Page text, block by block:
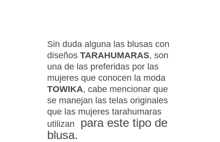
Sin duda alguna las blusas con
diseños TARAHUMARAS, son
una de las preferidas por las
mujeres que conocen la moda
TOWIKA, cabe mencionar que
se manejan las telas originales
que las mujeres tarahumaras
utilizan
para este tipo de
blusa.